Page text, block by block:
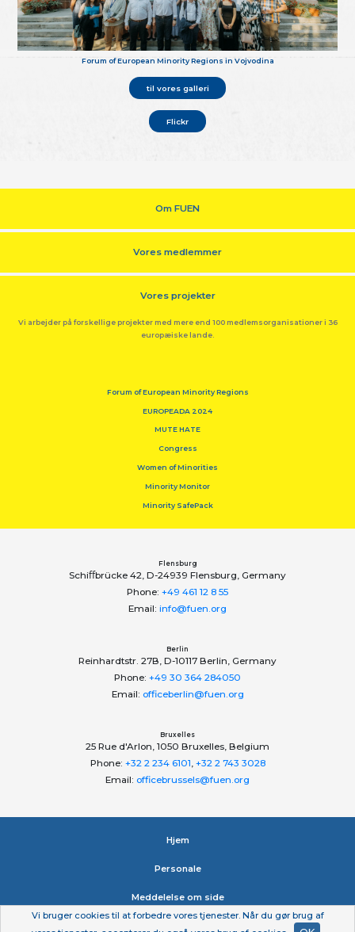
Forum of European Minority Regions in Vojvodina
til vores galleri
Flickr
Om FUEN
Vores medlemmer
Vores projekter
Vi arbejder på forskellige projekter med mere end 100 medlemsorganisationer i 36
europæiske lande.
Forum of European Minority Regions
EUROPEADA 2024
MUTE HATE
Congress
Women of Minorities
Minority Monitor
Minority SafePack
Flensburg
Schiﬀbrücke 42, D-24939 Flensburg, Germany
Phone: +49 461 12 8 55
Email: info@fuen.org
Berlin
Reinhardtstr. 27B, D-10117 Berlin, Germany
Phone: +49 30 364 284050
Email: officeberlin@fuen.org
Bruxelles
25 Rue d'Arlon, 1050 Bruxelles, Belgium
Phone: +32 2 234 6101 +32 2 743 3028
Email: officebrussels@fuen.org
Hjem
Personale
Meddelelse om side
Vi bruger cookies til at forbedre vores tjenester. Når du gør brug af